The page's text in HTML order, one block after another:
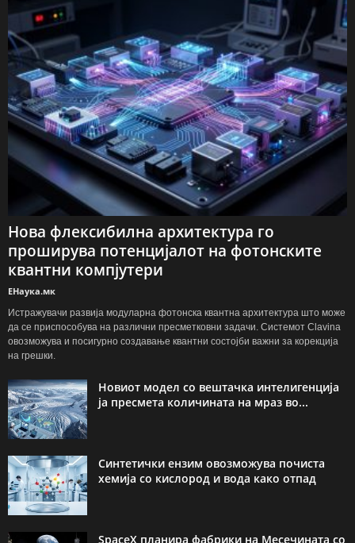
Нова флексибилна архитектура го
проширува потенцијалот на фотонските
квантни компјутери
ЕНаука.мк
Истражувачи развија модуларна фотонска квантна архитектура што може
да се приспособува на различни пресметковни задачи. Системот Clavina
овозможува и посигурно создавање квантни состојби важни за корекција
на грешки.
Новиот модел со вештачка интелигенција
ја пресмета количината на мраз во...
Синтетички ензим овозможува почиста
хемија со кислород и вода како отпад
SpaceX планира фабрики на Месечината со